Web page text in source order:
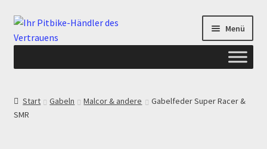
Zur
Navigation
Zum
Inhalt
Menü
ANGEBOTE AB-PITBIKE
Start Gabeln Malcor & andere
Gabelfeder Super Racer &
SMR